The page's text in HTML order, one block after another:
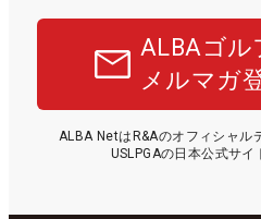
ALBAゴル
メルマガ
ALBA NetはR&Aのオフィシャル
USLPGAの日本公式サイ